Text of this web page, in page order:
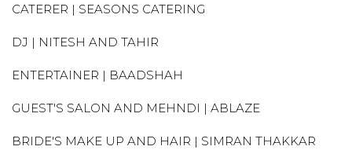
CATERER | SEASONS CATERING
DJ | NITESH AND TAHIR
ENTERTAINER | BAADSHAH
GUEST'S SALON AND MEHNDI | ABLAZE
BRIDE'S MAKE UP AND HAIR | SIMRAN THAKKAR